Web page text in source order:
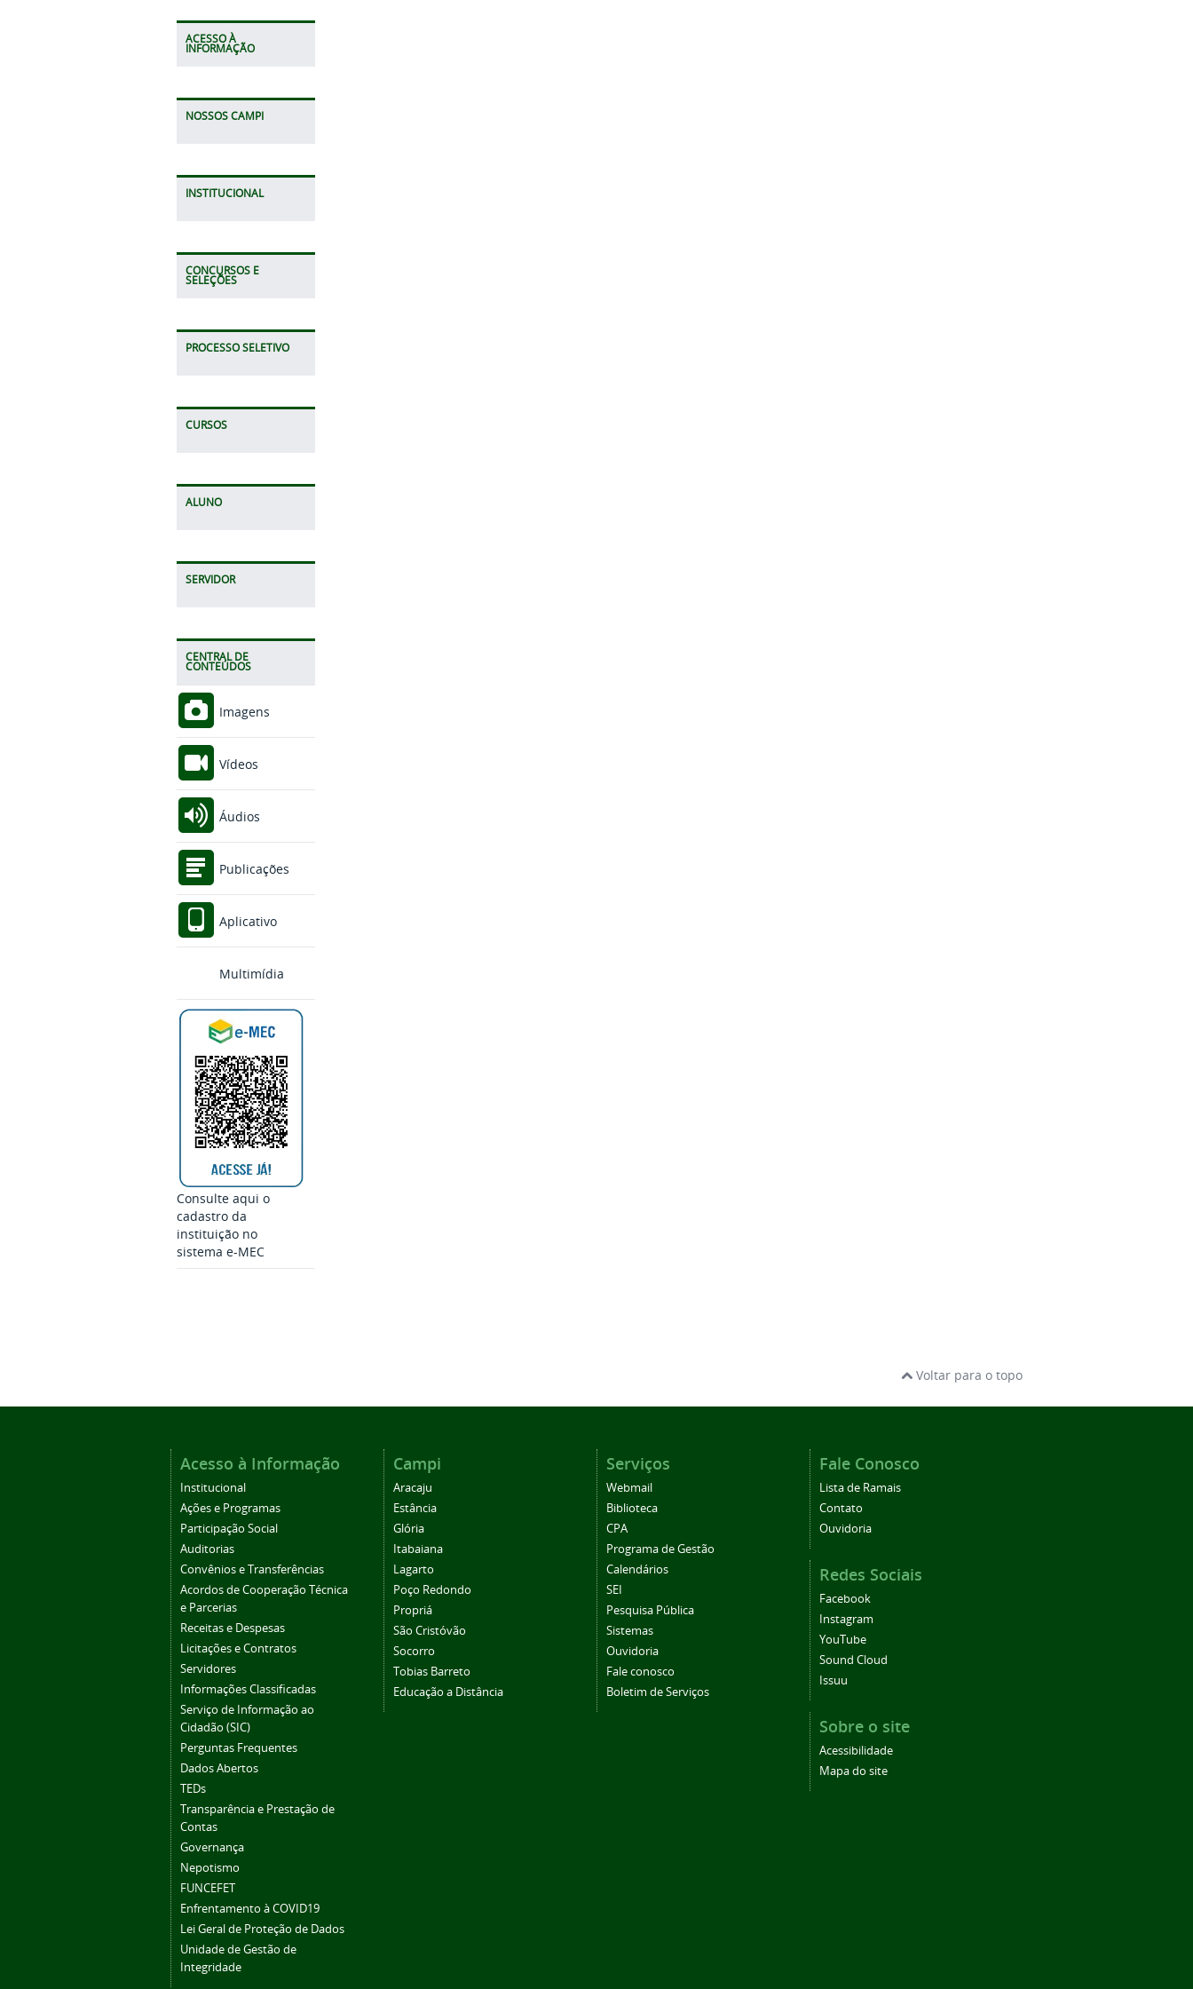
ACESSO À
INFORMAÇÃO
NOSSOS CAMPI
INSTITUCIONAL
CONCURSOS E
SELEÇÕES
PROCESSO SELETIVO
CURSOS
ALUNO
SERVIDOR
CENTRAL DE
CONTEÚDOS
Imagens
Vídeos
Áudios
Publicações
Aplicativo
Multimídia
Consulte aqui o
cadastro da
instituição no
sistema e-MEC
Voltar para o topo
Acesso à Informação
Institucional
Ações e Programas
Participação Social
Auditorias
Convênios e Transferências
Acordos de Cooperação Técnica
e Parcerias
Receitas e Despesas
Licitações e Contratos
Servidores
Informações Classificadas
Serviço de Informação ao
Cidadão (SIC)
Perguntas Frequentes
Dados Abertos
TEDs
Transparência e Prestação de
Contas
Governança
Nepotismo
FUNCEFET
Enfrentamento à COVID19
Lei Geral de Proteção de Dados
Unidade de Gestão de
Integridade
Campi
Aracaju
Estância
Glória
Itabaiana
Lagarto
Poço Redondo
Propriá
São Cristóvão
Socorro
Tobias Barreto
Educação a Distância
Serviços
Webmail
Biblioteca
CPA
Programa de Gestão
Calendários
SEI
Pesquisa Pública
Sistemas
Ouvidoria
Fale conosco
Boletim de Serviços
Fale Conosco
Lista de Ramais
Contato
Ouvidoria
Redes Sociais
Facebook
Instagram
YouTube
Sound Cloud
Issuu
Sobre o site
Acessibilidade
Mapa do site